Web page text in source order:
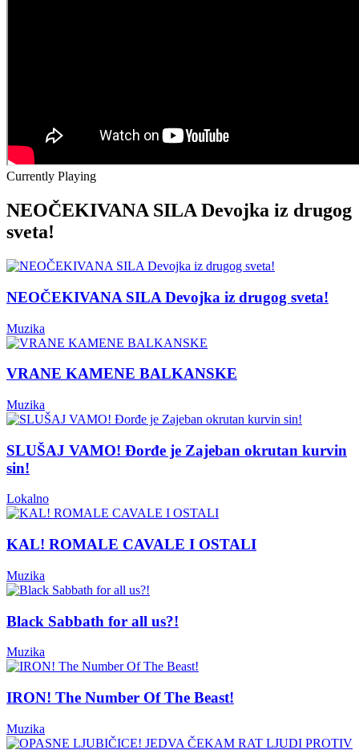
Currently Playing
NEOČEKIVANA SILA Devojka iz drugog
sveta!
NEOČEKIVANA SILA Devojka iz drugog sveta!
Muzika
VRANE KAMENE BALKANSKE
Muzika
SLUŠAJ VAMO! Đorđe je Zajeban okrutan kurvin
sin!
Lokalno
KAL! ROMALE CAVALE I OSTALI
Muzika
Black Sabbath for all us?!
Muzika
IRON! The Number Of The Beast!
Muzika